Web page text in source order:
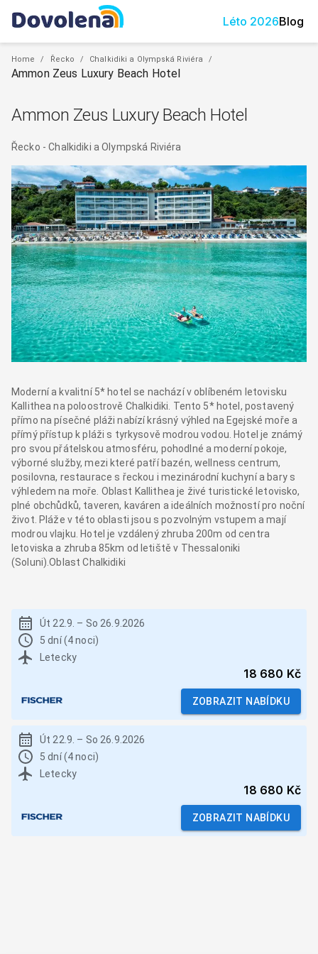
Léto 2026Blog
Home / Řecko / Chalkidiki a Olympská Riviéra /
Ammon Zeus Luxury Beach Hotel
Ammon Zeus Luxury Beach Hotel
Řecko -Chalkidiki a Olympská Riviéra
Moderní a kvalitní 5* hotel se nachází v oblíbeném letovisku
Kallithea na poloostrově Chalkidiki. Tento 5* hotel, postavený
přímo na písečné pláži nabízí krásný výhled na Egejské moře a
přímý přístup k pláži s tyrkysově modrou vodou. Hotel je známý
pro svou přátelskou atmosféru, pohodlné a moderní pokoje,
výborné služby, mezi které patří bazén, wellness centrum,
posilovna, restaurace s řeckou i mezinárodní kuchyní a bary s
výhledem na moře. Oblast Kallithea je živé turistické letovisko,
plné obchůdků, taveren, kaváren a ideálních možností pro noční
život. Pláže v této oblasti jsou s pozvolným vstupem a mají
modrou vlajku. Hotel je vzdálený zhruba 200m od centra
letoviska a zhruba 85km od letiště v Thessaloniki
(Soluni).Oblast Chalkidiki
Út 22.9. – So 26.9.2026
5 dní (4 noci)
Letecky
18 680 Kč
ZOBRAZIT NABÍDKU
Út 22.9. – So 26.9.2026
5 dní (4 noci)
Letecky
18 680 Kč
ZOBRAZIT NABÍDKU